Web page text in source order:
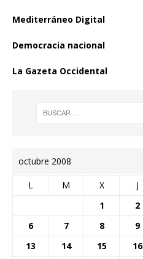
Mediterráneo Digital
Democracia nacional
La Gazeta Occidental
octubre 2008
L M X J
1 2
6
7 8 9
13
14 15 16